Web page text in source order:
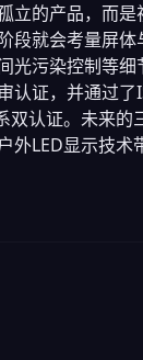
立的产品，而
段就会考量屏
光污染控制等
认证，并通过
双认证。未来的
外LED显示技术